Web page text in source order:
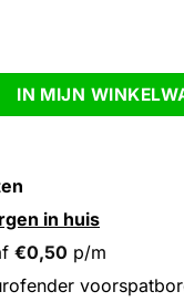
46mm 28" mat zwart
IN MIJN
in huis
€0,50 p/m